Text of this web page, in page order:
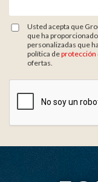
Usted acepta que
que ha
personalizadas que
política deprotección
ofertas.